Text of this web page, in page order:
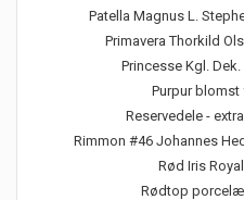
Patella Magnus L.
Primavera Thorkild
Princesse Kgl.
Purpur
Reservedele -
Rimmon #46 Johannes
Rød Iris
Rødtop